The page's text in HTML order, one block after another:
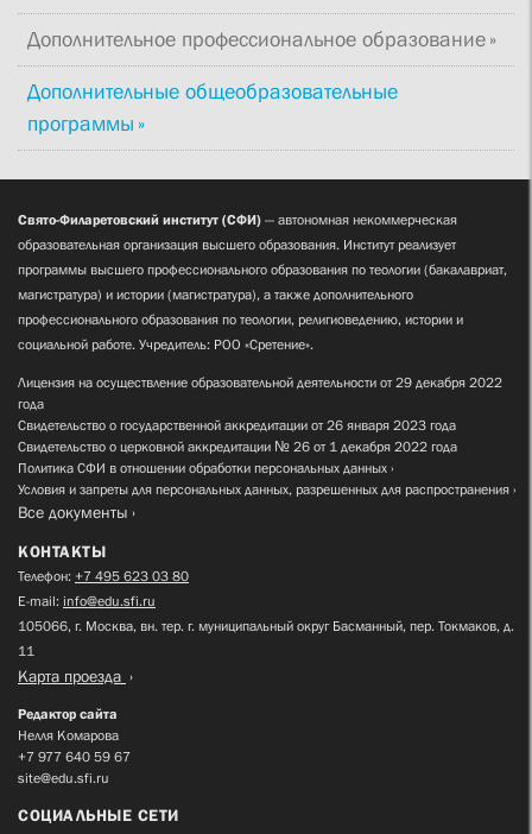
Дополнительное профессиональное образование
Дополнительные общеобразовательные
программы
Свято-Филаретовский институт (СФИ) — автономная некоммерческая
образовательная организация высшего образования. Институт реализует
программы высшего профессионального образования по теологии (бакалавриат,
магистратура) и истории (магистратура), а также дополнительного
профессионального образования по теологии, религиоведению, истории и
социальной работе. Учредитель: РОО «Сретение».
Лицензия на осуществление образовательной деятельности от 29 декабря 2022
года
Свидетельство о государственной аккредитации от 26 января 2023 года
Свидетельство о церковной аккредитации № 26 от 1 декабря 2022 года
Политика СФИ в отношении обработки персональных данных
Условия и запреты для персональных данных, разрешенных для распространения
Все документы
КОНТАКТЫ
Телефон: +7 495 623 03 80
E-mail: info@edu.sfi.ru
105066, г. Москва, вн. тер. г. муниципальный округ Басманный, пер. Токмаков, д.
11
Карта проезда
Редактор сайта
Нелля Комарова
+7 977 640 59 67
site@edu.sfi.ru
СОЦИАЛЬНЫЕ СЕТИ